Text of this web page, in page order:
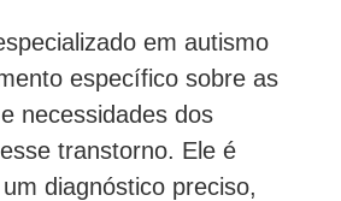
em autismo
específico sobre as
necessidades dos
transtorno. Ele é
diagnóstico preciso,